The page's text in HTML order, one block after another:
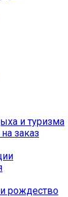
и туризма
заказ
рождество